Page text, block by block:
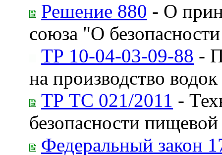
Решение 880 - О
союза "О
ТР 10-04-03-09-88 -
на производство
ТР ТС 021/2011 -
безопасности
Федеральный закон